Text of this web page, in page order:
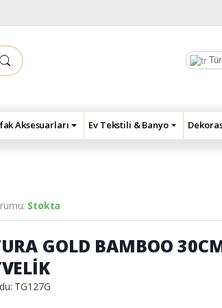
Aksesuarları Ev Tekstili & Banyo
Stokta
GOLD BAMBOO
TG127G